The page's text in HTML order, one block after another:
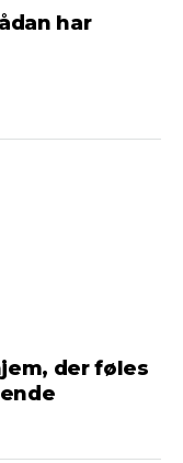
har
der føles